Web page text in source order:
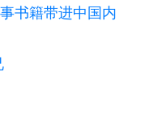
书籍带进中国内